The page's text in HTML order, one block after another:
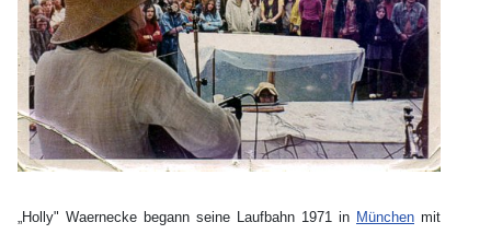
„Holly" Waernecke begann seine Laufbahn 1971 in München mit